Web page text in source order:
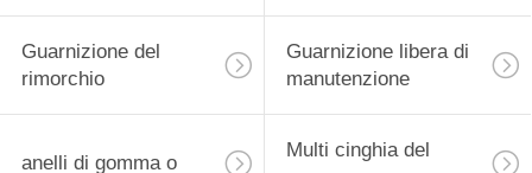
Guarnizione del
rimorchio
Guarnizione libera di
manutenzione
anelli di gomma o
Multi cinghia del